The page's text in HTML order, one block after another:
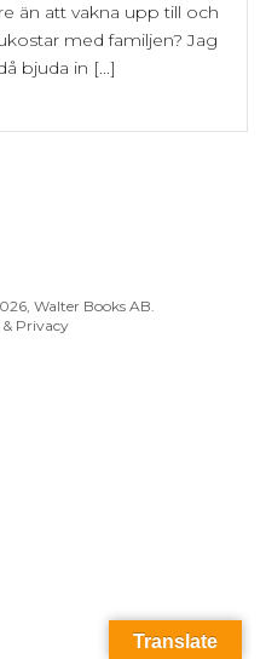
än att vakna upp till och
med familjen? Jag
bjuda in [...]
Walter Books AB.
& Privacy
Translate